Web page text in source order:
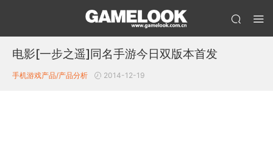
电影[一步之遥]同名手游今日双版本首发
手机游戏产品/产品分析 2014-12-19